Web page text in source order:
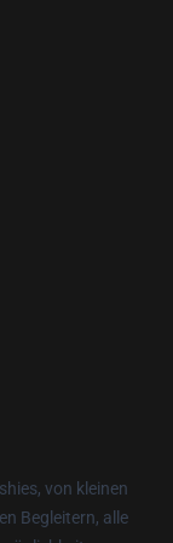
von kleinen
Begleitern, alle